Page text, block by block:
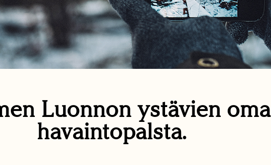
Luonnon ystävien oma
havaintopalsta.